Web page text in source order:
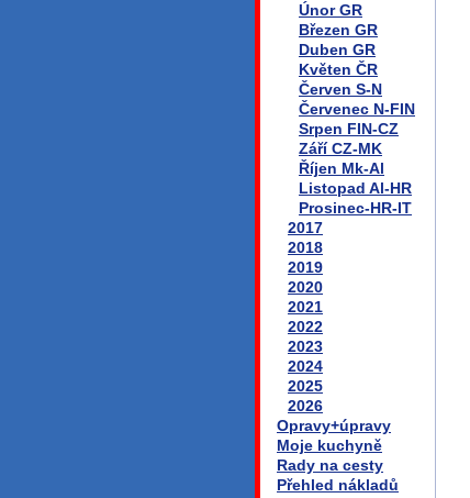
Únor GR
Březen GR
Duben GR
Květen ČR
Červen S-N
Červenec N-FIN
Srpen FIN-CZ
Září CZ-MK
Říjen Mk-Al
Listopad Al-HR
Prosinec-HR-IT
2017
2018
2019
2020
2021
2022
2023
2024
2025
2026
Opravy+úpravy
Moje kuchyně
Rady na cesty
Přehled nákladů